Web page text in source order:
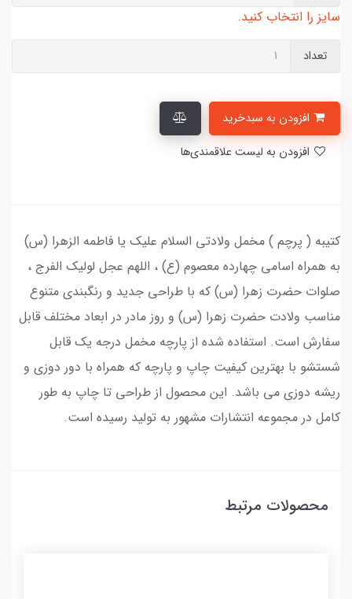
سایز را انتخاب کنید.
تعداد
کتیبه ( پرچم ) مخمل ولادتی السلام علیک یا فاطمه الزهرا (س)
به همراه اسامی چهارده معصوم (ع) ، اللهم عجل لولیک الفرج ،
صلوات حضرت زهرا (س) که با طراحی جدید و رنگبندی متنوع
مناسب ولادت حضرت زهرا (س) و روز مادر در ابعاد مختلف قابل
سفارش است. استفاده شده از پارچه مخمل درجه یک قابل
شستشو با بهترین کیفیت چاپ و پارچه که همراه با دور دوزی و
ریشه دوزی می باشد. این محصول از طراحی تا چاپ به طور
کامل در مجموعه انتشارات مشهور به تولید رسیده است.
محصولات مرتبط